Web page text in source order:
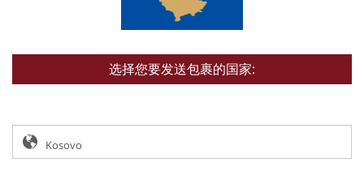
选择您要发送包裹的国家: